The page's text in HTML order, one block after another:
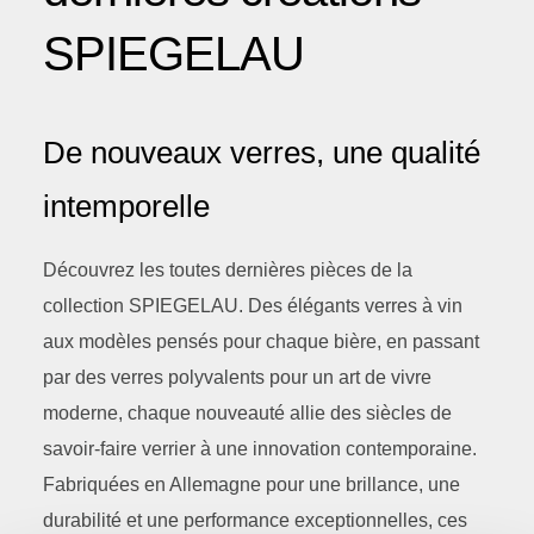
SPIEGELAU
De nouveaux verres, une qualité
intemporelle
Découvrez les toutes dernières pièces de la
collection SPIEGELAU. Des élégants verres à vin
aux modèles pensés pour chaque bière, en passant
par des verres polyvalents pour un art de vivre
moderne, chaque nouveauté allie des siècles de
savoir-faire verrier à une innovation contemporaine.
Fabriquées en Allemagne pour une brillance, une
durabilité et une performance exceptionnelles, ces